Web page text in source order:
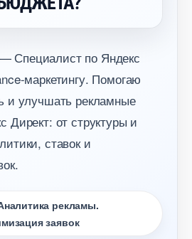
Специалист по Яндекс
маркетингу. Помогаю
и улучшать рекламные
Директ: от структуры и
ставок и
рекламы.
заявок